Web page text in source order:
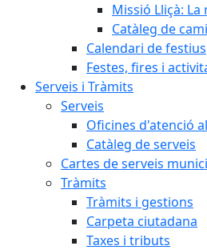
Missió Lliçà:
Catàleg de
Calendari de festius
Festes, fires i
Serveis i Tràmits
Serveis
Oficines d'atenció
Catàleg de serveis
Cartes de serveis
Tràmits
Tràmits i gestions
Carpeta ciutadana
Taxes i tributs